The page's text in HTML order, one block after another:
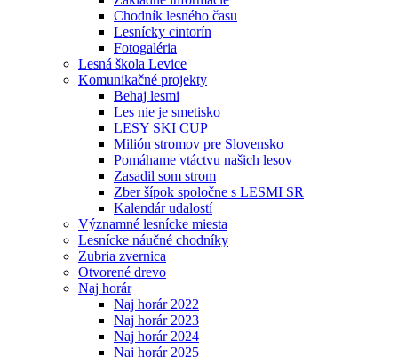
Chodník lesného času
Lesnícky cintorín
Fotogaléria
Lesná škola Levice
Komunikačné projekty
Behaj lesmi
Les nie je smetisko
LESY SKI CUP
Milión stromov pre Slovensko
Pomáhame vtáctvu našich lesov
Zasadil som strom
Zber šípok spoločne s LESMI SR
Kalendár udalostí
Významné lesnícke miesta
Lesnícke náučné chodníky
Zubria zvernica
Otvorené drevo
Naj horár
Naj horár 2022
Naj horár 2023
Naj horár 2024
Naj horár 2025